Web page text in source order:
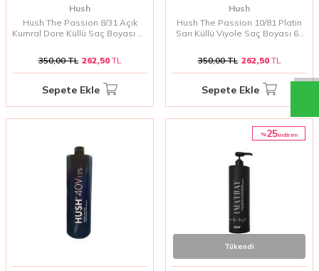
Hush
Hush The Passion 8/31 Açık
Kumral Dore Küllü Saç Boyası 60
350,00TL 262,50TL
Sepete Ekle
Hush
Hush The Passion 10/81 Platin
Sarı Küllü Viyole Saç Boyası 60
350,00TL 262,50TL
Sepete Ekle
%25i̇ndirim
Tükendi